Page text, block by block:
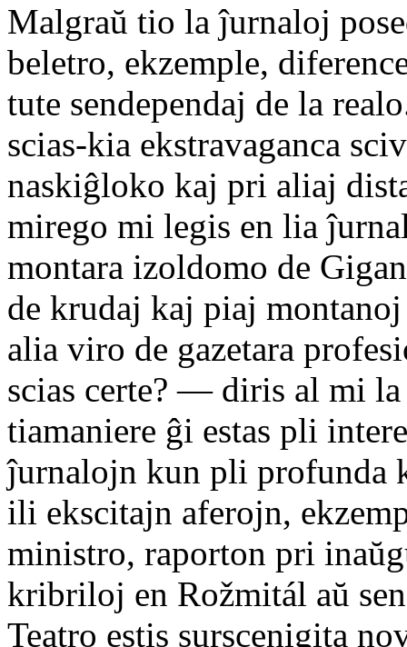
Malgraŭ tio la ĵurnaloj
beletro, ekzemple,
tute sendependaj de la
scias-kia ekstravaganca
naskiĝloko kaj pri aliaj
mirego mi legis en lia
montara izoldomo de
de krudaj kaj piaj
alia viro de gazetara
scias certe? — diris al mi
tiamaniere ĝi estas pli
ĵurnalojn kun pli profunda
ili ekscitajn aferojn,
ministro, raporton pri
kribriloj en Rožmitál aŭ
Teatro estis surscenigita